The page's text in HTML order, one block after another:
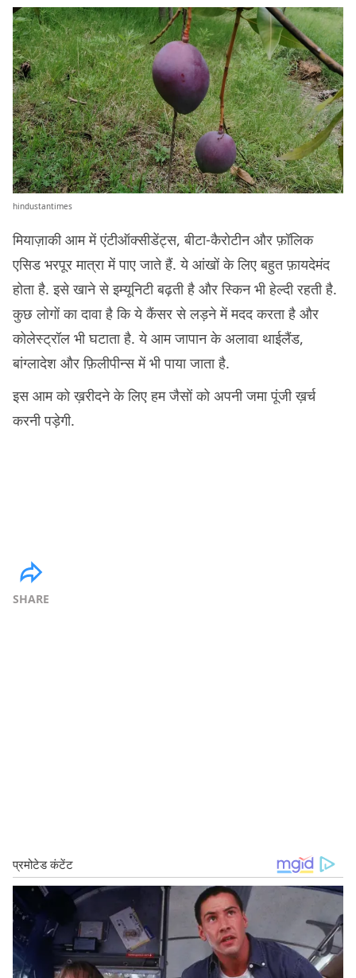
hindustantimes
मियाज़ाकी आम में एंटीऑक्सीडेंट्स, बीटा-कैरोटीन और फ़ॉलिक
एसिड भरपूर मात्रा में पाए जाते हैं. ये आंखों के लिए बहुत फ़ायदेमंद
होता है. इसे खाने से इम्यूनिटी बढ़ती है और स्किन भी हेल्दी रहती है.
कुछ लोगों का दावा है कि ये कैंसर से लड़ने में मदद करता है और
कोलेस्ट्रॉल भी घटाता है. ये आम जापान के अलावा थाईलैंड,
बांग्लादेश और फ़िलीपीन्स में भी पाया जाता है.
इस आम को ख़रीदने के लिए हम जैसों को अपनी जमा पूंजी ख़र्च
करनी पड़ेगी.
SHARE